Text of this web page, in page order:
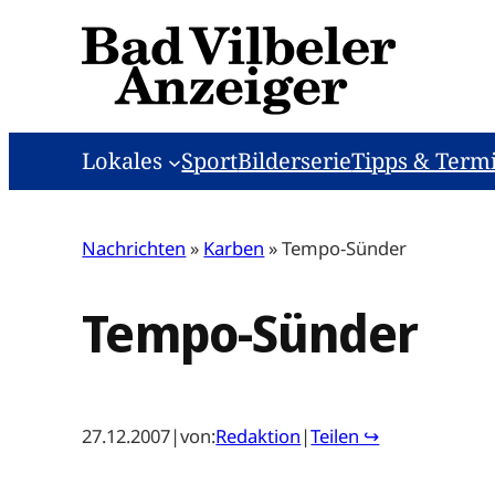
Lokales SportBilderserieTipps &
Nachrichten » Karben »Tempo-Sünder
Tempo-Sünder
27.12.2007|von:Redaktion |Teilen ↪